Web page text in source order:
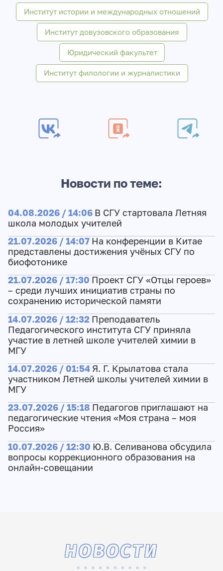
Институт истории и международных отношений
Институт довузовского образования
Юридический факультет
Институт филологии и журналистики
Новости по теме:
04.08.2026 / 14:06 В СГУ стартовала Летняя
школа молодых учителей
21.07.2026 / 14:07 На конференции в Китае
представлены достижения учёных СГУ по
биофотонике
21.07.2026 / 17:30 Проект СГУ «Отцы героев»
– среди лучших инициатив страны по
сохранению исторической памяти
14.07.2026 / 12:32 Преподаватель
Педагогического института СГУ приняла
участие в летней школе учителей химии в
МГУ
14.07.2026 / 01:54 Я. Г. Крылатова стала
участником Летней школы учителей химии в
МГУ
23.07.2026 / 15:18 Педагогов приглашают на
педагогические чтения «Моя страна – моя
Россия»
10.07.2026 / 12:30 Ю.В. Селиванова обсудила
вопросы коррекционного образования на
онлайн-совещании
НОВОСТИ